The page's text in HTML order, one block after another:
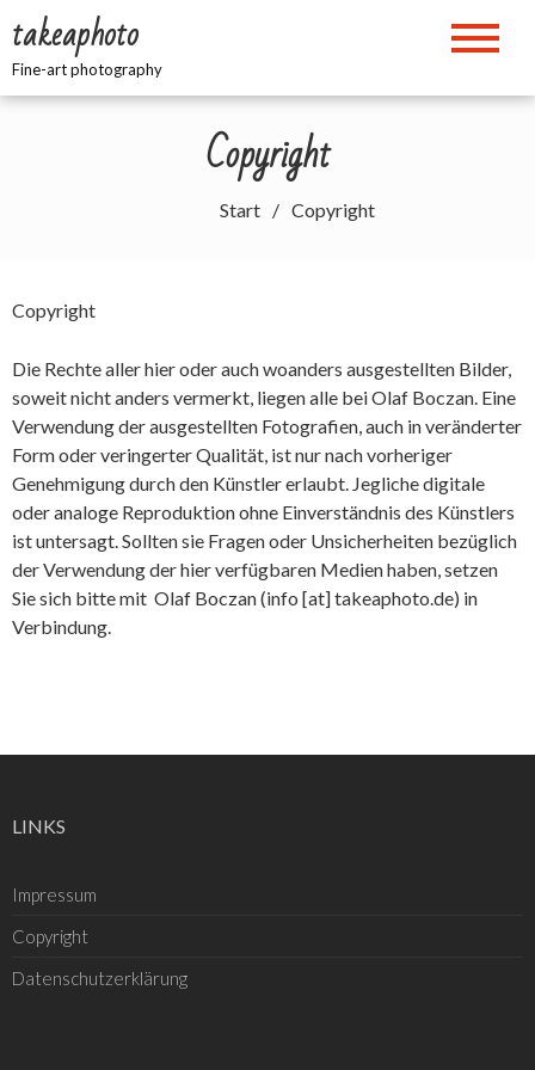
Inhalt
springen
takeaphoto
Fine-art photography
Copyright
Start Copyright
Copyright
Die Rechte aller hier oder auch woanders ausgestellten Bilder,
soweit nicht anders vermerkt, liegen alle bei Olaf Boczan. Eine
Verwendung der ausgestellten Fotografien, auch in veränderter
Form oder veringerter Qualität, ist nur nach vorheriger
Genehmigung durch den Künstler erlaubt. Jegliche digitale
oder analoge Reproduktion ohne Einverständnis des Künstlers
ist untersagt. Sollten sie Fragen oder Unsicherheiten bezüglich
der Verwendung der hier verfügbaren Medien haben, setzen
Sie sich bitte mit Olaf Boczan (info [at] takeaphoto.de) in
Verbindung.
LINKS
Impressum
Copyright
Datenschutzerklärung